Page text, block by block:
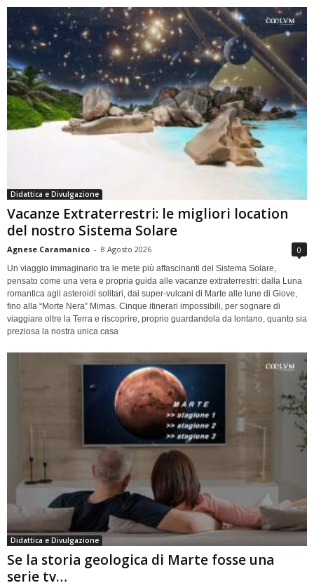
Didattica e Divulgazione
Vacanze Extraterrestri: le migliori location
del nostro Sistema Solare
Agnese Caramanico - 8 Agosto 2026 0
Un viaggio immaginario tra le mete più affascinanti del Sistema Solare,
pensato come una vera e propria guida alle vacanze extraterrestri: dalla Luna
romantica agli asteroidi solitari, dai super-vulcani di Marte alle lune di Giove,
fino alla “Morte Nera” Mimas. Cinque itinerari impossibili, per sognare di
viaggiare oltre la Terra e riscoprire, proprio guardandola da lontano, quanto sia
preziosa la nostra unica casa
Didattica e Divulgazione
Se la storia geologica di Marte fosse una
serie tv…